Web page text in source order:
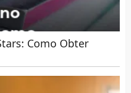
Como Obter